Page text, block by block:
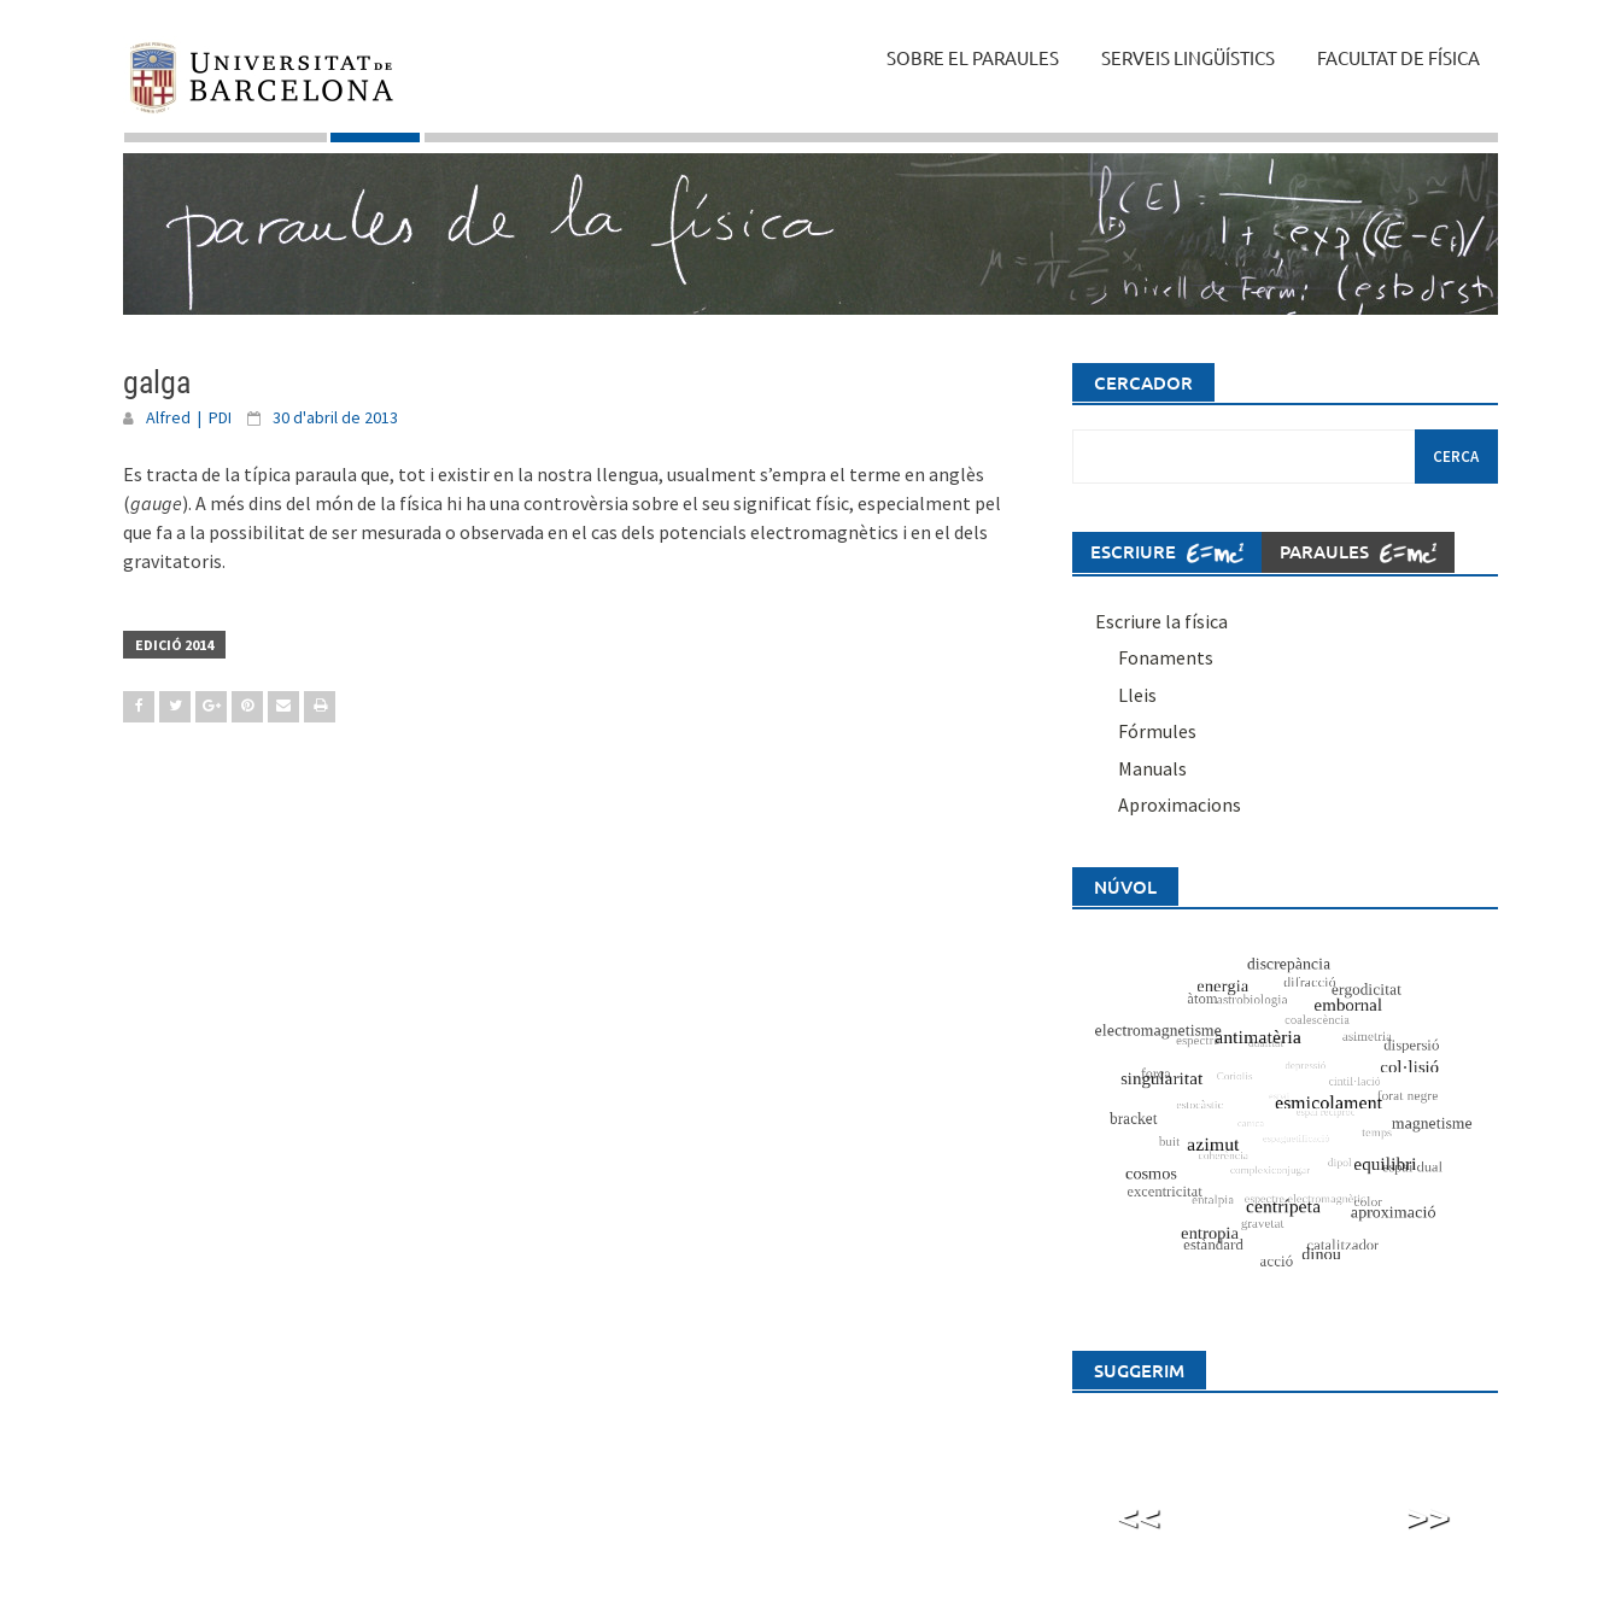
FACULTAT DE FÍSICA
SERVEIS LINGÜÍSTICS
SOBRE EL PARAULES
galga
Alfred | PDI 30 d'abril de 2013
Es tracta de la típica paraula que, tot i existir en la nostra llengua, usualment s’empra el terme en anglès
(gauge). A més dins del món de la física hi ha una controvèrsia sobre el seu significat físic, especialment pel
que fa a la possibilitat de ser mesurada o observada en el cas dels potencials electromagnètics i en el dels
gravitatoris.
EDICIÓ 2014
CERCADOR
ESCRIURE PARAULES
Escriure la física
Fonaments
Lleis
Fórmules
Manuals
Aproximacions
NÚVOL
SUGGERIM
<< >>